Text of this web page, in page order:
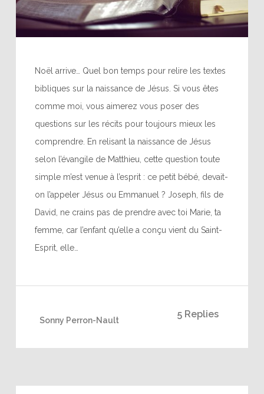
Noël arrive… Quel bon temps pour relire les textes
bibliques sur la naissance de Jésus. Si vous êtes
comme moi, vous aimerez vous poser des
questions sur les récits pour toujours mieux les
comprendre. En relisant la naissance de Jésus
selon l’évangile de Matthieu, cette question toute
simple m’est venue à l’esprit : ce petit bébé, devait-
on l’appeler Jésus ou Emmanuel ? Joseph, fils de
David, ne crains pas de prendre avec toi Marie, ta
femme, car l’enfant qu’elle a conçu vient du Saint-
Esprit, elle…
5 Replies
Sonny Perron-Nault